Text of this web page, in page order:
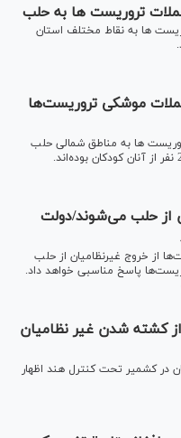
ها به نقاط مختلف استان
پی حملات موشکی تروریست‌ها
ها به مناطق شمالی حلب
از حلب می‌شوند/دولت
از خروج غیرنظامیان از حلب
پاسخ مناسبی خواهد داد.
از کشته شدن غیر نظامیان
در کشمیر تحت کنترل هند اظهار